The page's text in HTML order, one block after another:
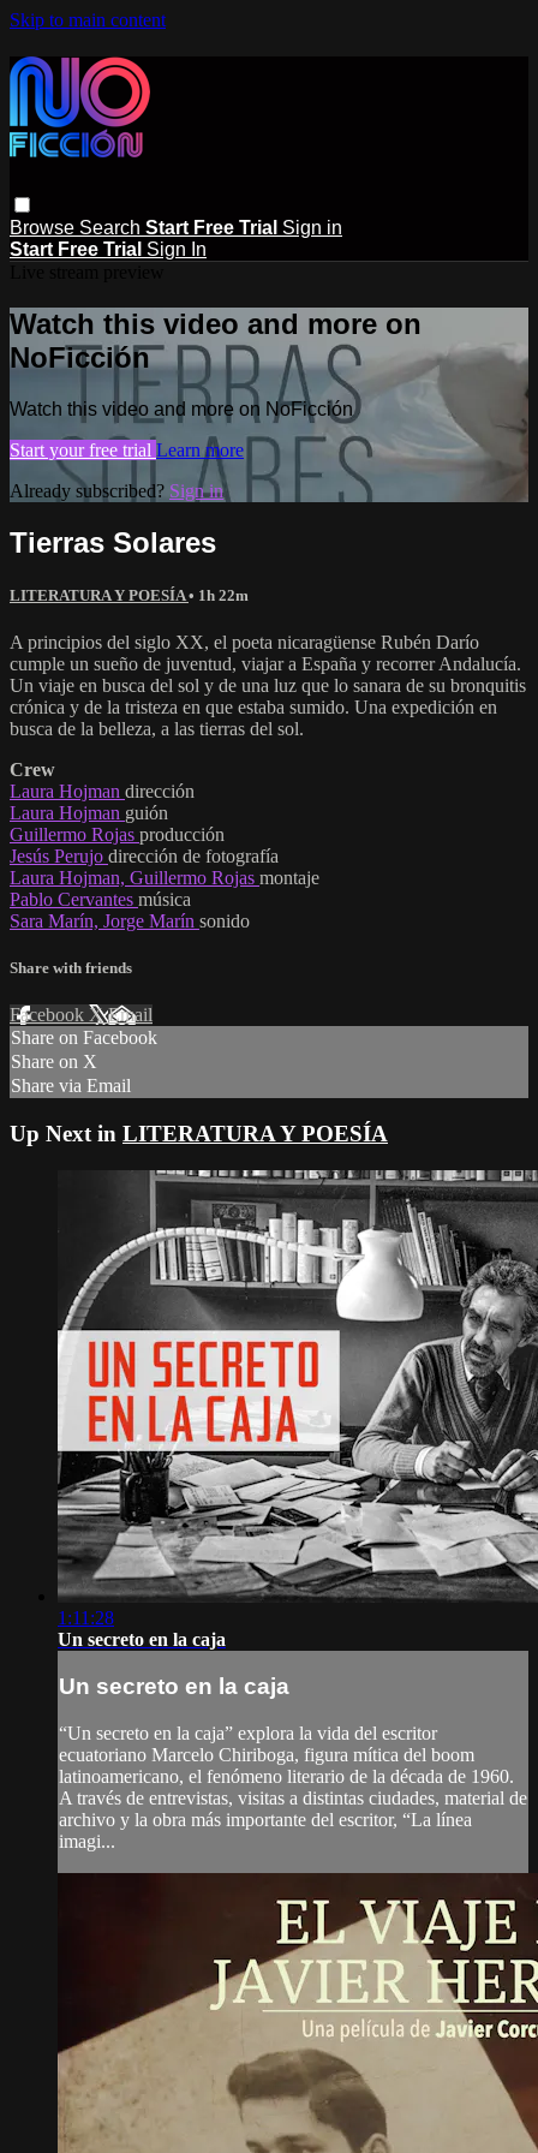
Skip to main content
Browse Search Start Free Trial Sign in
Start Free Trial Sign In
Watch this video and more on
NoFicción
Watch this video and more on NoFicción
Start your free trial Learn more
Already subscribed? Sign in
Tierras Solares
LITERATURA Y POESÍA• 1h 22m
A principios del siglo XX, el poeta nicaragüense Rubén Darío
cumple un sueño de juventud, viajar a España y recorrer Andalucía.
Un viaje en busca del sol y de una luz que lo sanara de su bronquitis
crónica y de la tristeza en que estaba sumido. Una expedición en
busca de la belleza, a las tierras del sol.
Crew
Laura Hojman dirección
Laura Hojman guión
Guillermo Rojas producción
Jesús Perujo dirección de fotografía
Laura Hojman, Guillermo Rojas montaje
Pablo Cervantes música
Sara Marín, Jorge Marín sonido
Share with friends
Facebook XEmail
Share on Facebook
Share on X
Share via Email
Up Next in LITERATURA Y POESÍA
1:11:28
Un secreto en la caja
Un secreto en la caja
“Un secreto en la caja” explora la vida del escritor
ecuatoriano Marcelo Chiriboga, figura mítica del boom
latinoamericano, el fenómeno literario de la década de 1960.
A través de entrevistas, visitas a distintas ciudades, material de
archivo y la obra más importante del escritor, “La línea
imagi...